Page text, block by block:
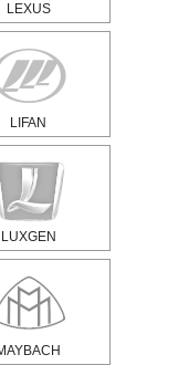
LEXUS
LIFAN
LUXGEN